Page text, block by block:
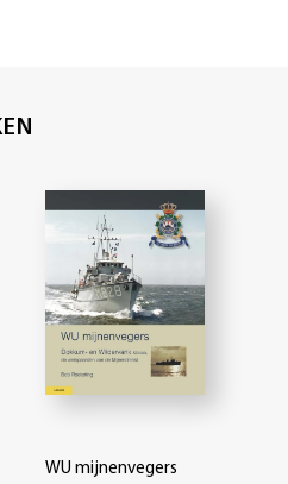
WU mijnenvegers